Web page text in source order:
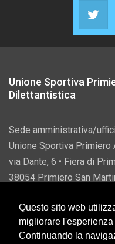
Unione Sportiva
Dilettantistica
Sede amministrativa/
Unione Sportiva Primiero
via Dante, 6 • Fiera di
38054 Primiero San
Questo sito web
migliorare
Continuando la